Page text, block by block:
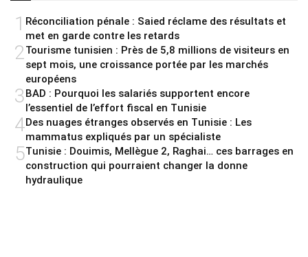
1 Réconciliation pénale : Saied réclame des résultats et
met en garde contre les retards
2Tourisme tunisien : Près de 5,8 millions de visiteurs en
sept mois, une croissance portée par les marchés
européens
3BAD : Pourquoi les salariés supportent encore
l’essentiel de l’effort fiscal en Tunisie
4Des nuages étranges observés en Tunisie : Les
mammatus expliqués par un spécialiste
5Tunisie : Douimis, Mellègue 2, Raghai… ces barrages en
construction qui pourraient changer la donne
hydraulique